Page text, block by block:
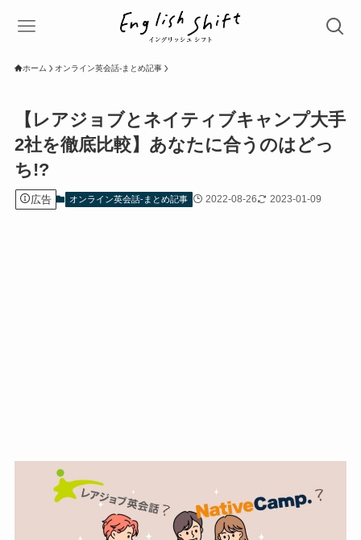
ホーム オンライン英会話-まとめ記事
【レアジョブとネイティブキャンプ大手
2社を徹底比較】あなたに合うのはどっ
ち!?
広告 オンライン英会話-まとめ記事 2022-08-26 2023-01-09